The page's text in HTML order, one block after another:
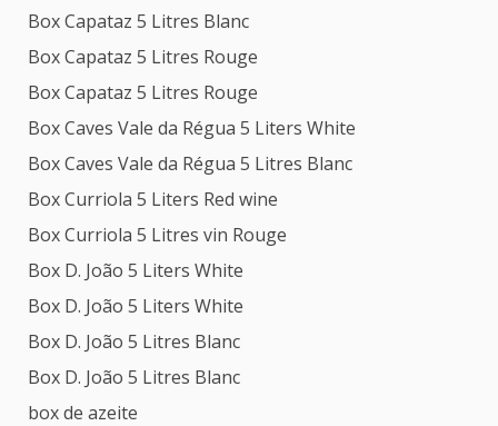
Box Capataz 5 Litres Blanc
Box Capataz 5 Litres Rouge
Box Capataz 5 Litres Rouge
Box Caves Vale da Régua 5 Liters White
Box Caves Vale da Régua 5 Litres Blanc
Box Curriola 5 Liters Red wine
Box Curriola 5 Litres vin Rouge
Box D. João 5 Liters White
Box D. João 5 Liters White
Box D. João 5 Litres Blanc
Box D. João 5 Litres Blanc
box de azeite